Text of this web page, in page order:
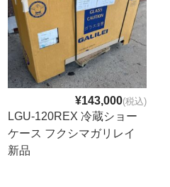
高価買取
商品倉庫
Q&A
事業案内
ブログ
¥143,000(税込)
LGU-120REX 冷蔵ショー
ケース フクシマガリレイ
新品